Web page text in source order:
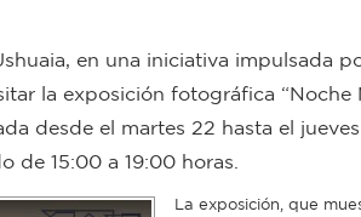
en una iniciativa impulsada
la exposición fotográfica “Noche
desde el martes 22 hasta el
de 15:00 a 19:00 horas.
La exposición, que